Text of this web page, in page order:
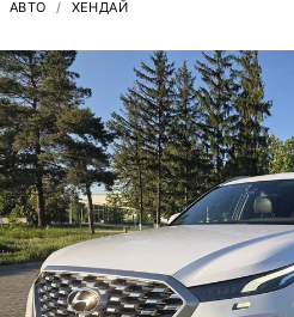
АВТО ХЕНДАЙ